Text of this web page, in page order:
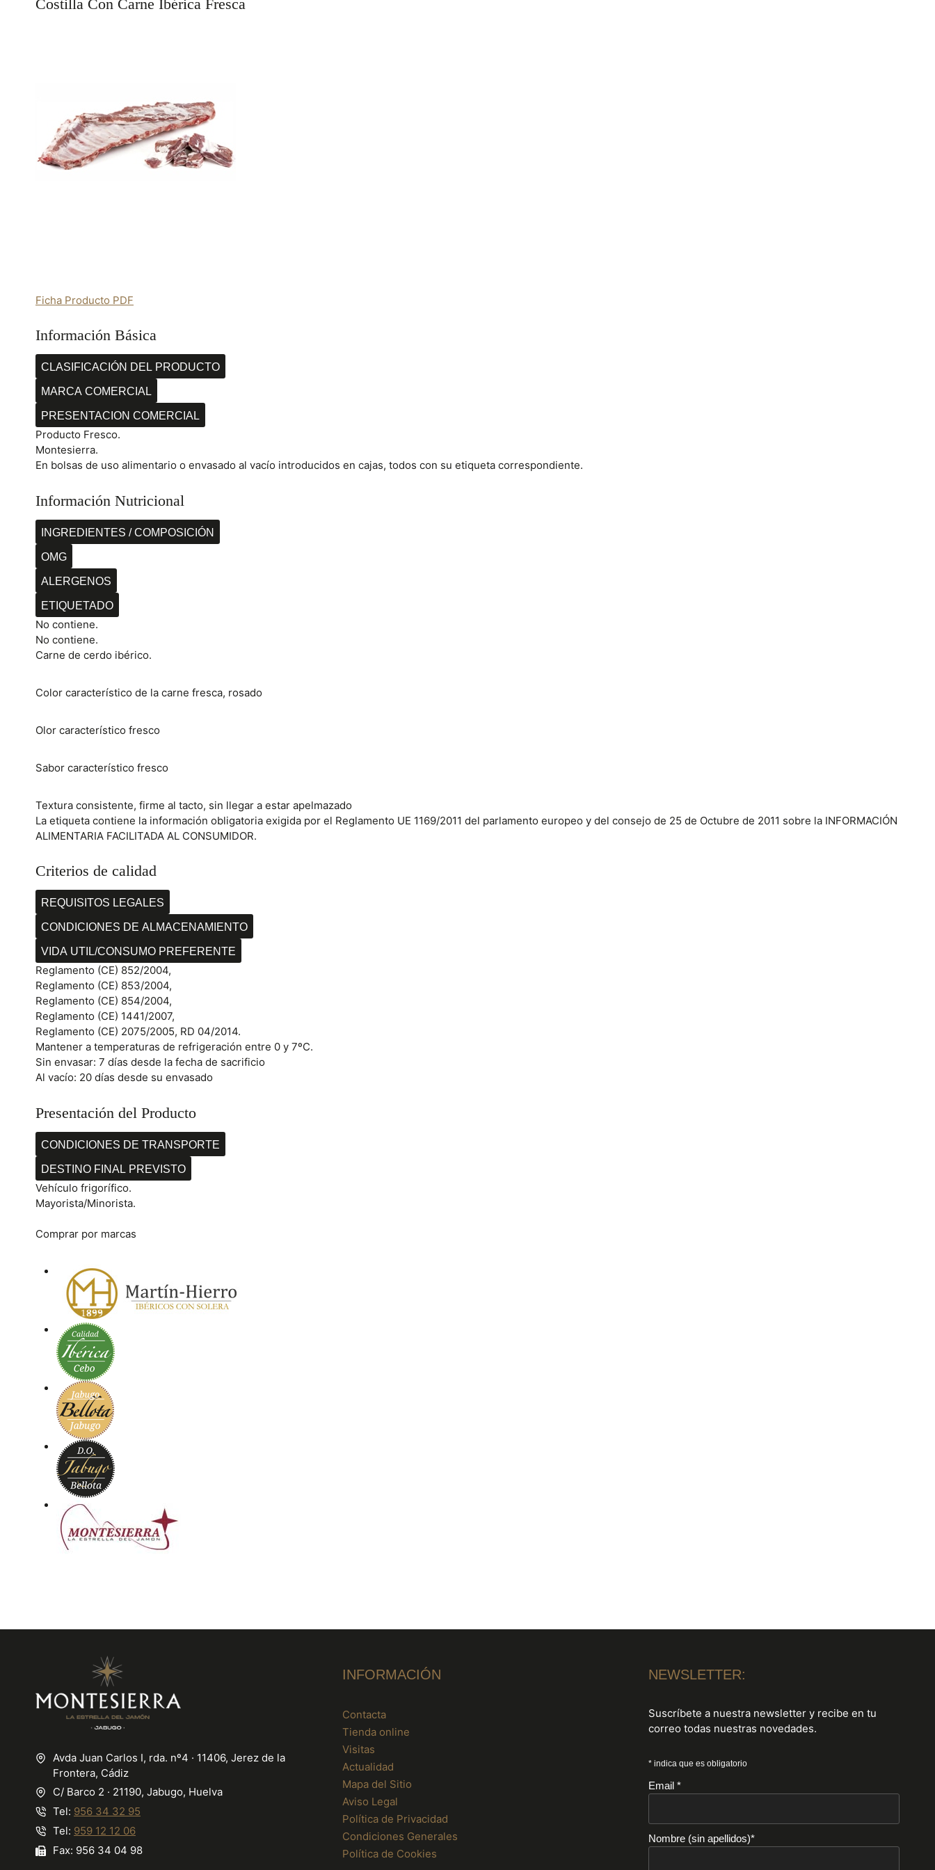
Costilla Con Carne Ibérica Fresca
Ficha Producto PDF
Información Básica
CLASIFICACIÓN DEL PRODUCTO
MARCA COMERCIAL
PRESENTACION COMERCIAL
Producto Fresco.
Montesierra.
En bolsas de uso alimentario o envasado al vacío introducidos en cajas, todos con su etiqueta correspondiente.
Información Nutricional
INGREDIENTES / COMPOSICIÓN
OMG
ALERGENOS
ETIQUETADO
No contiene.
No contiene.
Carne de cerdo ibérico.
Color característico de la carne fresca, rosado
Olor característico fresco
Sabor característico fresco
Textura consistente, firme al tacto, sin llegar a estar apelmazado
La etiqueta contiene la información obligatoria exigida por el Reglamento UE 1169/2011 del parlamento europeo y del consejo de 25 de Octubre de 2011 sobre la INFORMACIÓN
ALIMENTARIA FACILITADA AL CONSUMIDOR.
Criterios de calidad
REQUISITOS LEGALES
CONDICIONES DE ALMACENAMIENTO
VIDA UTIL/CONSUMO PREFERENTE
Reglamento (CE) 852/2004,
Reglamento (CE) 853/2004,
Reglamento (CE) 854/2004,
Reglamento (CE) 1441/2007,
Reglamento (CE) 2075/2005, RD 04/2014.
Mantener a temperaturas de refrigeración entre 0 y 7ºC.
Sin envasar: 7 días desde la fecha de sacrificio
Al vacío: 20 días desde su envasado
Presentación del Producto
CONDICIONES DE TRANSPORTE
DESTINO FINAL PREVISTO
Vehículo frigorífico.
Mayorista/Minorista.
Comprar por marcas
Avda Juan Carlos I, rda. nº4 · 11406, Jerez de la
Frontera, Cádiz
C/ Barco 2 · 21190, Jabugo, Huelva
Tel: 956 34 32 95
Tel: 959 12 12 06
Fax: 956 34 04 98
INFORMACIÓN
Contacta
Tienda online
Visitas
Actualidad
Mapa del Sitio
Aviso Legal
Política de Privacidad
Condiciones Generales
Política de Cookies
NEWSLETTER:
Suscríbete a nuestra newsletter y recibe en tu
correo todas nuestras novedades.
* indica que es obligatorio
Email *
Nombre (sin apellidos)*